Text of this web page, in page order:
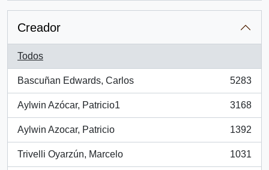
Creador
Todos
Bascuñan Edwards, Carlos
, 5283 resultados
5283
Aylwin Azócar, Patricio1
, 3168 resultados
3168
Aylwin Azocar, Patricio
, 1392 resultados
1392
Trivelli Oyarzún, Marcelo
, 1031 resultados
1031